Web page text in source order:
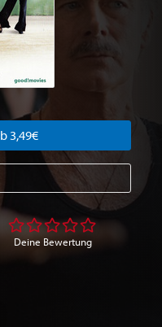
3,49€
Deine Bewertung